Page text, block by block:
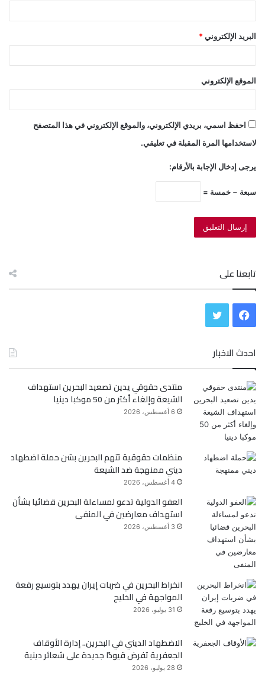
البريد الإلكتروني *
الموقع الإلكتروني
احفظ اسمي، بريدي الإلكتروني، والموقع الإلكتروني في هذا المتصفح
لاستخدامها المرة المقبلة في تعليقي.
يرجى إدخال الإجابة بالأرقام:
سبعة − خمسة =
تابعنا على
ب
و
ك
ت
ر
احدث الاخبار
منتدى حقوقي يدين تصعيد البحرين استهداف
الشيعة وإلغاء أكثر من 50 موكبا دينيا
6 أغسطس، 2026
منظمات حقوقية تتهم البحرين بشن حملة اضطهاد
ديني ممنهجة ضد الشيعة
4 أغسطس، 2026
العفو الدولية تدعو لمساءلة البحرين قضائيا بشأن
استهداف معارضين في المنفى
3 أغسطس، 2026
انخراط البحرين في ضربات إيران يهدد بتوسيع رقعة
المواجهة في الخليج
31 يوليو، 2026
الاضطهاد الديني في البحرين.. إدارة الأوقاف
الجعفرية تفرض قيودًا جديدة على شعائر دينية
28 يوليو، 2026